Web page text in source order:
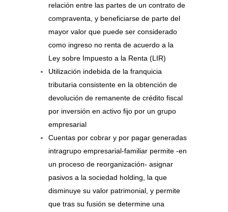
relación entre las partes de un contrato de
compraventa, y beneficiarse de parte del
mayor valor que puede ser considerado
como ingreso no renta de acuerdo a la
Ley sobre Impuesto a la Renta (LIR)
Utilización indebida de la franquicia
tributaria consistente en la obtención de
devolución de remanente de crédito fiscal
por inversión en activo fijo por un grupo
empresarial
Cuentas por cobrar y por pagar generadas
intragrupo empresarial-familiar permite -en
un proceso de reorganización- asignar
pasivos a la sociedad holding, la que
disminuye su valor patrimonial, y permite
que tras su fusión se determine una